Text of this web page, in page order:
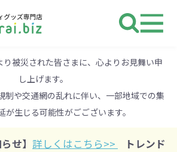
被災された皆さまに、心よりお見舞い申
し上げます。
制や交通網の乱れに伴い、一部地域での集
が生じる可能性がごございます。
せ】 詳しくはこちら>>
トレンド